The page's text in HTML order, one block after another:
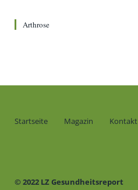
Arthrose
Startseite Magazin Kontakt
© 2022 LZ Gesundheitsreport